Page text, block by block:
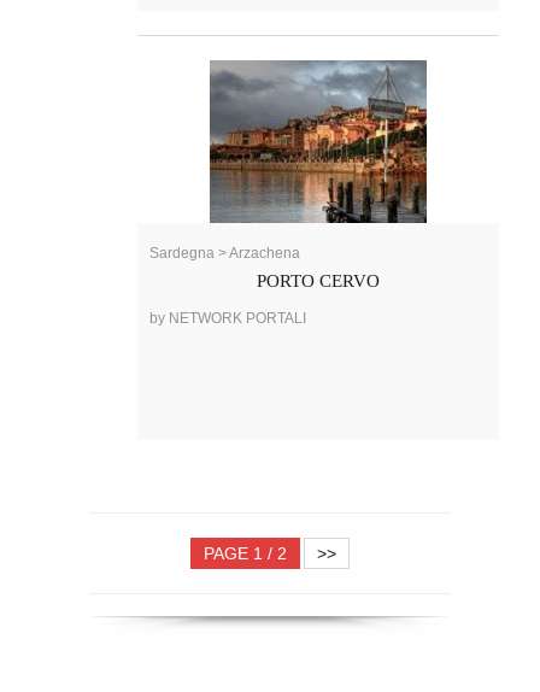
Sardegna > Arzachena
PORTO CERVO
by NETWORK PORTALI
PAGE 1 / 2 >>